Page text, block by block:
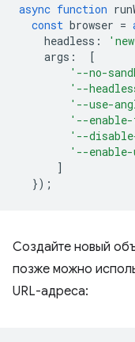
async function
const browser =
headless :
args :
[
'--no-
'--
'--use-
'--enable-
'--
'--enable-
]
});
Создайте новый
позже можно
URL-адреса: